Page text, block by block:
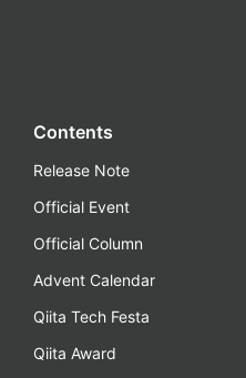
Contents
Release Note
Official Event
Official Column
Advent Calendar
Qiita Tech Festa
Qiita Award